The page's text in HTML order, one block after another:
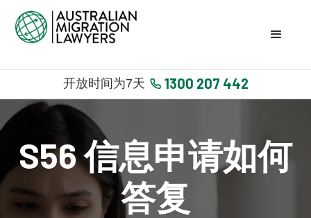
开放时间为7天 1300 207 442
S56 信息申请如何
答复